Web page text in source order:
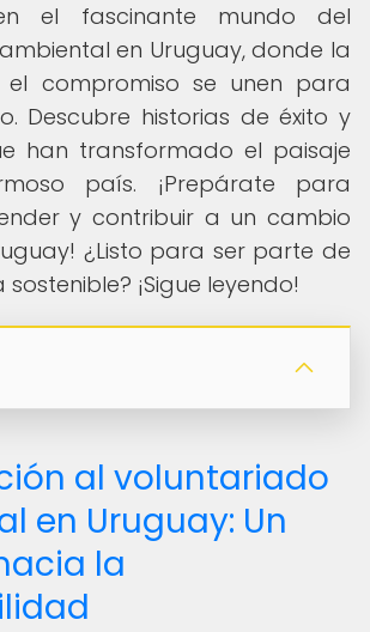
el fascinante mundo del
en Uruguay, donde la
compromiso se unen para
Descubre historias de éxito y
han transformado el paisaje
país. ¡Prepárate para
y contribuir a un cambio
¿Listo para ser parte de
¡Sigue leyendo!
al voluntariado
en Uruguay: Un
la